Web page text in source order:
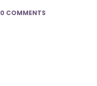
0 COMMENTS